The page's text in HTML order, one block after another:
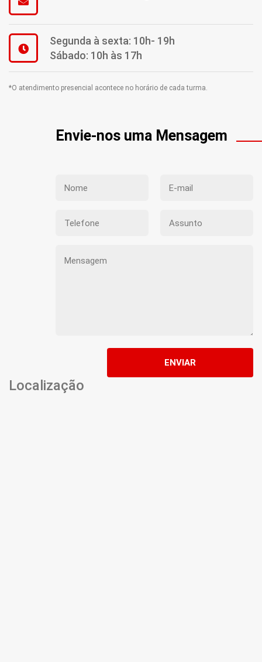
Segunda à sexta: 10h- 19h
Sábado: 10h às 17h
*O atendimento presencial acontece no horário de cada turma.
Envie-nos uma Mensagem
ENVIAR
Localização